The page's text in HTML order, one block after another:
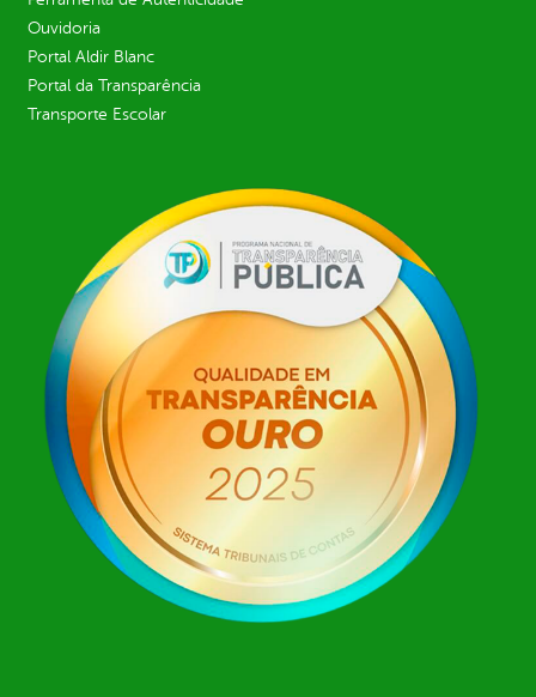
Ouvidoria
Portal Aldir Blanc
Portal da Transparência
Transporte Escolar